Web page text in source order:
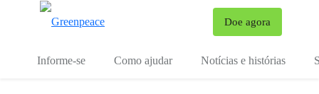
Doe agora
Informe-se Como ajudar Notícias e histórias